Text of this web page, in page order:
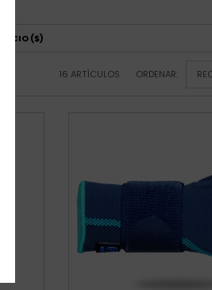
PRECIO($)
16 ARTÍCULOS ORDENAR: